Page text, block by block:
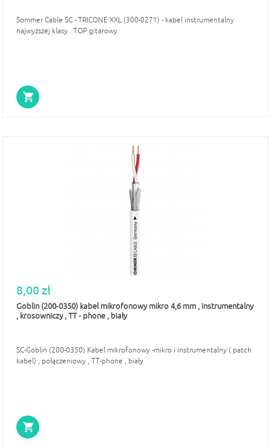
Sommer Cable SC - TRICONE XXL (300-0271) - kabel instrumentalny
najwyższej klasy . TOP gitarowy
8,00 zł
Goblin (200-0350) kabel mikrofonowy mikro 4,6 mm , instrumentalny
, krosowniczy , TT - phone , biały
SC-Goblin (200-0350) Kabel mikrofonowy -mikro i instrumentalny ( patch
kabel) , połączeniowy , TT-phone , biały